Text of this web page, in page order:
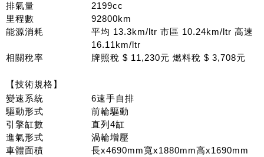
排氣量
2199cc
里程數
92800km
能源消耗
平均 13.3km/ltr 市區 10.24km/ltr 高速
16.11km/ltr
相關稅率
牌照稅 $ 11,230元 燃料稅 $ 3,708元
【技術規格】
變速系統
6速手自排
驅動形式
前輪驅動
引擎缸數
直列4缸
進氣形式
渦輪增壓
車體面積
長x4690mm寬x1880mm高x1690mm